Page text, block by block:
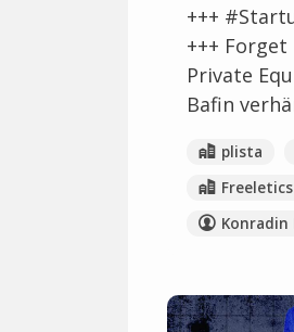
+++
+++
Private
Bafin
plista
Freeletics
Konradin